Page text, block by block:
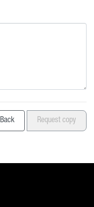
Back Request copy